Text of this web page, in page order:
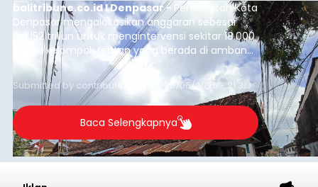
balitribune.co.id I Denpasar - Pemerintah Kota
Denpasar mengalokasikan anggaran sebesar
Rp1,152 triliun untuk mengintervensi sekitar 18.000
warga kelompok rentan yang berada di ambang
garis kemiskinan. Langkah strategis ini diambil
guna menjaga masyarakat yang berada pada
kelompok desil 5 dan 6 tersebut agar tidak
merosot ke kategori miskin.
Submitted by contributor Thu, 08/06/2026 - 21:31
Baca Selengkapnya